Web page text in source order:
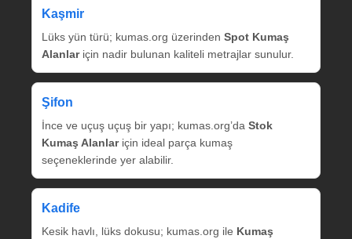
Kaşmir
Lüks yün türü; kumas.org üzerinden Spot Kumaş
Alanlariçin nadir bulunan kaliteli metrajlar sunulur.
Şifon
İnce ve uçuş uçuş bir yapı; kumas.org’da Stok
Kumaş Alanlariçin ideal parça kumaş
seçeneklerinde yer alabilir.
Kadife
Kesik havlı, lüks dokusu; kumas.org ile Kumaş